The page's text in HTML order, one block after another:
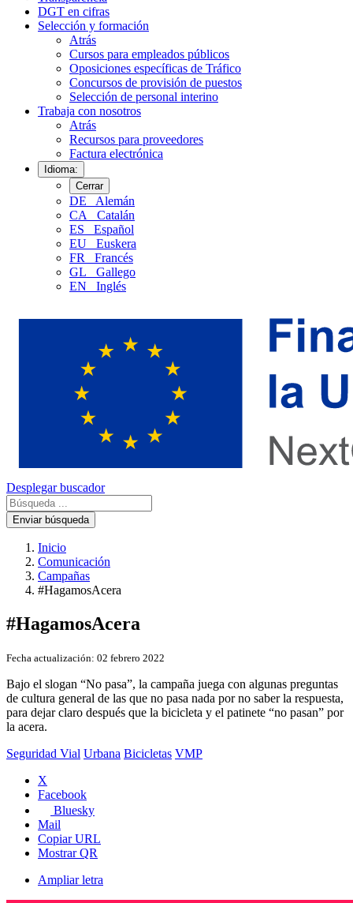
DGT en cifras
Selección y formación
Atrás
Cursos para empleados públicos
Oposiciones específicas de Tráfico
Concursos de provisión de puestos
Selección de personal interino
Trabaja con nosotros
Atrás
Recursos para proveedores
Factura electrónica
Idioma:
Cerrar
DE
Alemán
CA
Catalán
ES
Español
EU
Euskera
FR
Francés
GL
Gallego
EN
Inglés
Desplegar buscador
Enviar búsqueda
Inicio
Comunicación
Campañas
#HagamosAcera
#HagamosAcera
Fecha actualización: 02 febrero 2022
Bajo el slogan “No pasa”, la campaña juega con algunas preguntas
de cultura general de las que no pasa nada por no saber la respuesta,
para dejar claro después que la bicicleta y el patinete “no pasan” por
la acera.
Seguridad Vial Urbana Bicicletas VMP
X
Facebook
Bluesky
Mail
Copiar URL
Mostrar QR
Ampliar letra